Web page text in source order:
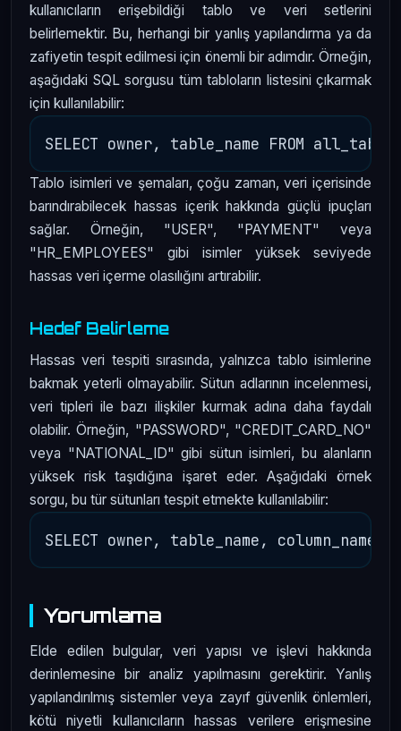
kullanıcıların erişebildiği tablo ve veri setlerini
belirlemektir. Bu, herhangi bir yanlış yapılandırma ya da
zafiyetin tespit edilmesi için önemli bir adımdır. Örneğin,
aşağıdaki SQL sorgusu tüm tabloların listesini çıkarmak
için kullanılabilir:
Tablo isimleri ve şemaları, çoğu zaman, veri içerisinde
barındırabilecek hassas içerik hakkında güçlü ipuçları
sağlar. Örneğin, "USER", "PAYMENT" veya
"HR_EMPLOYEES" gibi isimler yüksek seviyede
hassas veri içerme olasılığını artırabilir.
Hedef Belirleme
Hassas veri tespiti sırasında, yalnızca tablo isimlerine
bakmak yeterli olmayabilir. Sütun adlarının incelenmesi,
veri tipleri ile bazı ilişkiler kurmak adına daha faydalı
olabilir. Örneğin, "PASSWORD", "CREDIT_CARD_NO"
veya "NATIONAL_ID" gibi sütun isimleri, bu alanların
yüksek risk taşıdığına işaret eder. Aşağıdaki örnek
sorgu, bu tür sütunları tespit etmekte kullanılabilir:
Yorumlama
Elde edilen bulgular, veri yapısı ve işlevi hakkında
derinlemesine bir analiz yapılmasını gerektirir. Yanlış
yapılandırılmış sistemler veya zayıf güvenlik önlemleri,
kötü niyetli kullanıcıların hassas verilere erişmesine